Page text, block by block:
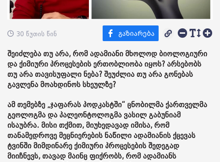
30 წუთის წინ
შეიძლება თუ არა, რომ ადამიანი მხოლოდ ბიოლოგიური
და ქიმიური პროცესების ერთობლიობა იყოს? არსებობს
თუ არა თავისუფალი ნება? შეუძლია თუ არა გონებას
გავლენა მოახდინოს სხეულზე?
ამ თემებზე „ჯაფარას პოდკასტში“ ცნობილმა ქართველმა
გეოლოგმა და პალეონტოლოგმა ვასილ გაბუნიამ
ისაუბრა. მისი თქმით, მიუხედავად იმისა, რომ
თანამედროვე მეცნიერების ნაწილი ადამიანის ქცევას
ტვინში მიმდინარე ქიმიური პროცესების შედეგად
მიიჩნევს, თავად მაინც ფიქრობს, რომ ადამიანს